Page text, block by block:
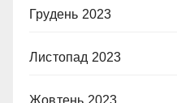
Грудень 2023
Листопад 2023
Жовтень 2023